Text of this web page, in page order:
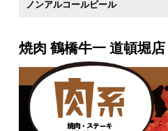
ノンアルコールビール
焼肉 鶴橋牛一 道頓堀店